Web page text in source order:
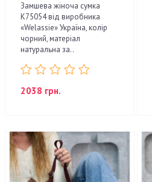
Замшева жіноча сумка
К75054 від виробника
«Welassie» Україна, колір
чорний, матеріал
натуральна за..
2038 грн.